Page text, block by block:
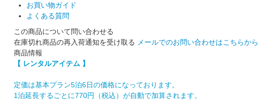
お買い物ガイド
よくある質問
この商品について問い合わせる
在庫切れ商品の再入荷通知を受け取る
メールでのお問い合わせはこちらから
商品情報
【 レンタルアイテム 】
定価は基本プラン5泊6日の価格になっております。
1泊延長するごとに770円（税込）が自動で加算されます。